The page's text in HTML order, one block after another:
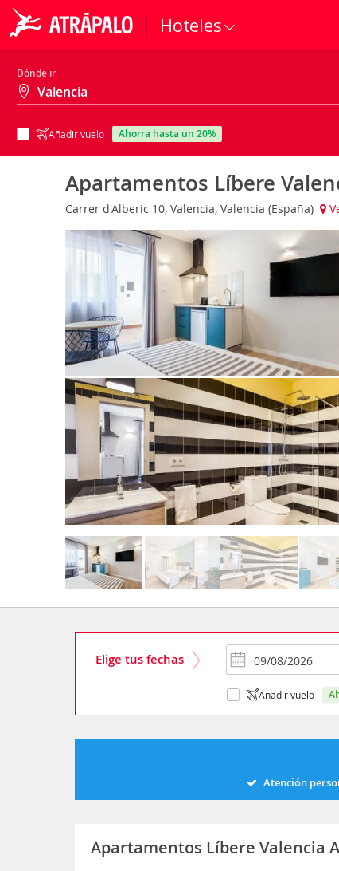
Hoteles
Dónde ir
Añadir vuelo ahorra hasta un 20%
Apartamentos Líbere
Carrer d'Alberic 10, Valencia, Valencia (España)
Elige tus fechas
Añadir vuelo
Atención
Apartamentos Líbere Valencia